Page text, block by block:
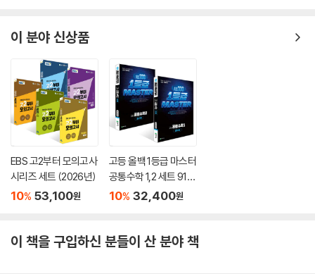
급 문제” 2문항씩을 수록하였습니다. 오답률이 높거나 어려운 문제들을
풀어 보면서 수학적 사고력을 발전시키고 문제해결능력을 길러, 내신 1등
급 도전이 가능하도록 하였습니다.
이 분야 신상품
EBS 고2부터 모의고사
시리즈 세트 (2026년)
10% 53,100원
고등 올백 1등급 마스터
공통수학 1,2 세트 910
제+817제 (2026) : 일
10% 32,400원
이 책을 구입하신 분들이 산 분야 책